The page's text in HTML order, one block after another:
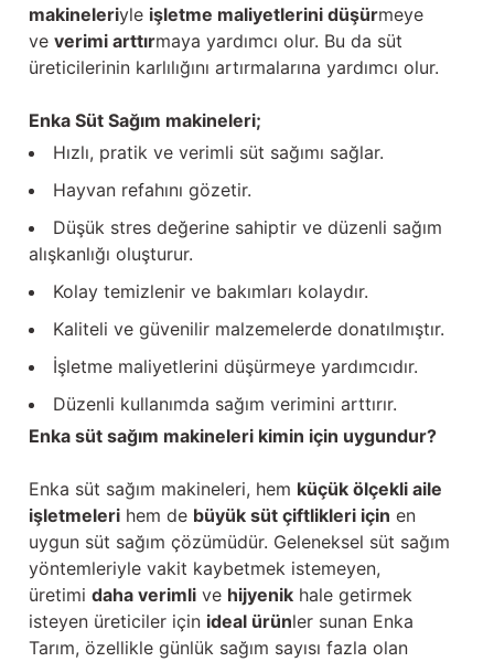
makineleriyle işletme maliyetlerini düşürmeye
ve verimi arttırmaya yardımcı olur. Bu da süt
üreticilerinin karlılığını artırmalarına yardımcı olur.
Enka Süt Sağım makineleri;
Hızlı, pratik ve verimli süt sağımı sağlar.
Hayvan refahını gözetir.
Düşük stres değerine sahiptir ve düzenli sağım
alışkanlığı oluşturur.
Kolay temizlenir ve bakımları kolaydır.
Kaliteli ve güvenilir malzemelerde donatılmıştır.
İşletme maliyetlerini düşürmeye yardımcıdır.
Düzenli kullanımda sağım verimini arttırır.
Enka süt sağım makineleri kimin için uygundur?
Enka süt sağım makineleri, hem küçük ölçekli aile
işletmeleri hem de büyük süt çiftlikleri için en
uygun süt sağım çözümüdür. Geleneksel süt sağım
yöntemleriyle vakit kaybetmek istemeyen,
üretimi daha verimli ve hijyenik hale getirmek
isteyen üreticiler için ideal ürünler sunan Enka
Tarım, özellikle günlük sağım sayısı fazla olan